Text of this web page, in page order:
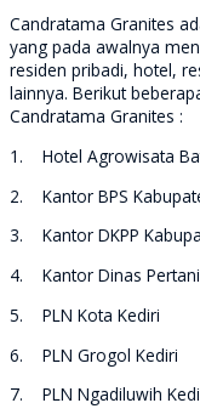
Candratama Granites
yang pada awalnya
residen pribadi, hotel,
lainnya. Berikut
Candratama Granites :
1. Hotel Agrowisata
2. Kantor BPS
3. Kantor DKPP
4. Kantor Dinas
5. PLN Kota Kediri
6. PLN Grogol Kediri
7. PLN Ngadiluwih